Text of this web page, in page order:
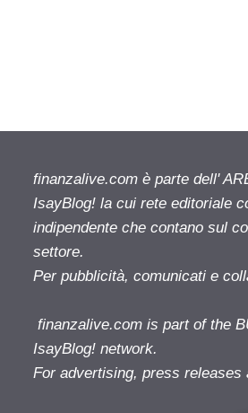
finanzalive.com è parte dell'
IsayBlog! la cui rete editoriale
indipendente che contano sul
settore.
Per pubblicità, comunicati e
finanzalive.com is part of the
IsayBlog! network.
For advertising, press releases